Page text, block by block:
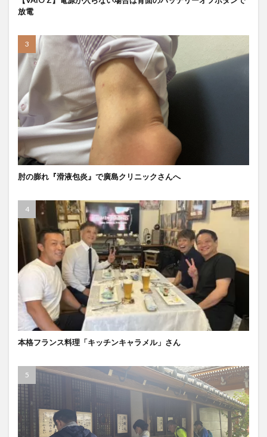
放電
肘の膨れ『滑液包炎』で廣島クリニックさんへ
本格フランス料理「キッチンキャラメル」さん